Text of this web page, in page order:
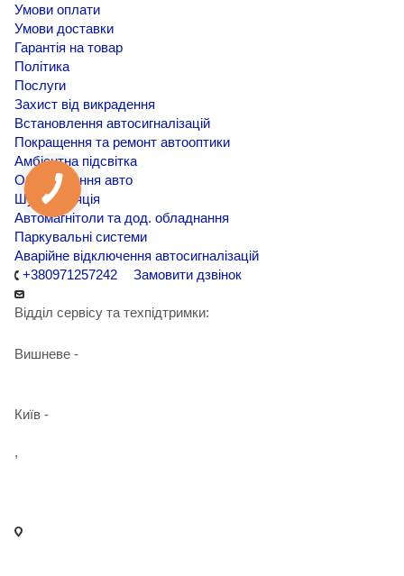
Умови оплати
Умови доставки
Гарантія на товар
Політика
Послуги
Захист від викрадення
Встановлення автосигналізацій
Покращення та ремонт автооптики
Амбієнтна підсвітка
Обклеювання авто
Шумоізоляція
Автомагнітоли та дод. обладнання
Паркувальні системи
Аварійне відключення автосигналізацій
+380971257242
Замовити дзвінок
Відділ сервісу та техпідтримки:
Вишневе -
Київ -
,